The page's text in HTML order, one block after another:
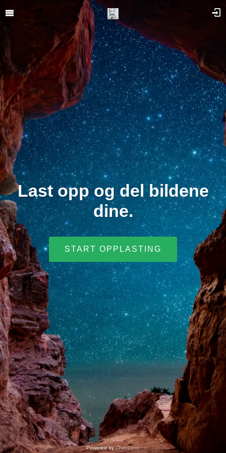
Last opp og del bildene
dine.
START OPPLASTING
Powered byChevereto